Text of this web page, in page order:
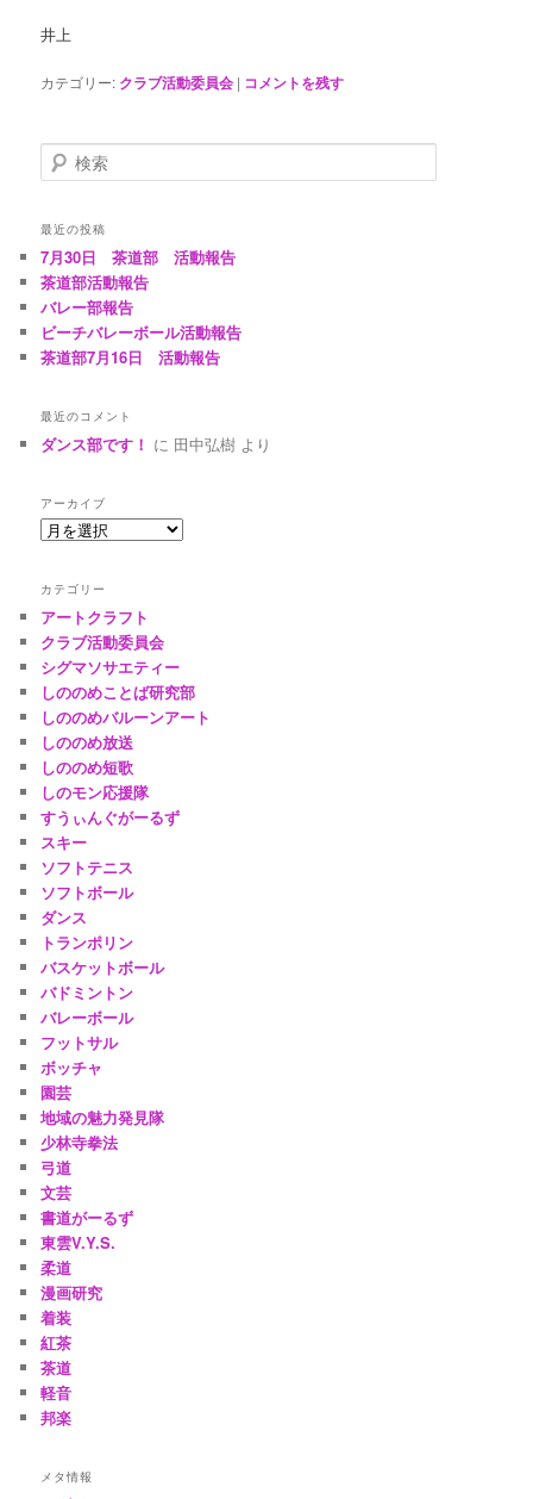
井上
カテゴリー: クラブ活動委員会 | コメントを残す
検
索
最近の投稿
7月30日 茶道部 活動報告
茶道部活動報告
バレー部報告
ビーチバレーボール活動報告
茶道部7月16日 活動報告
最近のコメント
ダンス部です！ に 田中弘樹 より
アーカイブ
ア
イ
ブ
カテゴリー
アートクラフト
クラブ活動委員会
シグマソサエティー
しののめことば研究部
しののめバルーンアート
しののめ放送
しののめ短歌
しのモン応援隊
すうぃんぐがーるず
スキー
ソフトテニス
ソフトボール
ダンス
トランポリン
バスケットボール
バドミントン
バレーボール
フットサル
ボッチャ
園芸
地域の魅力発見隊
少林寺拳法
弓道
文芸
書道がーるず
東雲V.Y.S.
柔道
漫画研究
着装
紅茶
茶道
軽音
邦楽
メタ情報